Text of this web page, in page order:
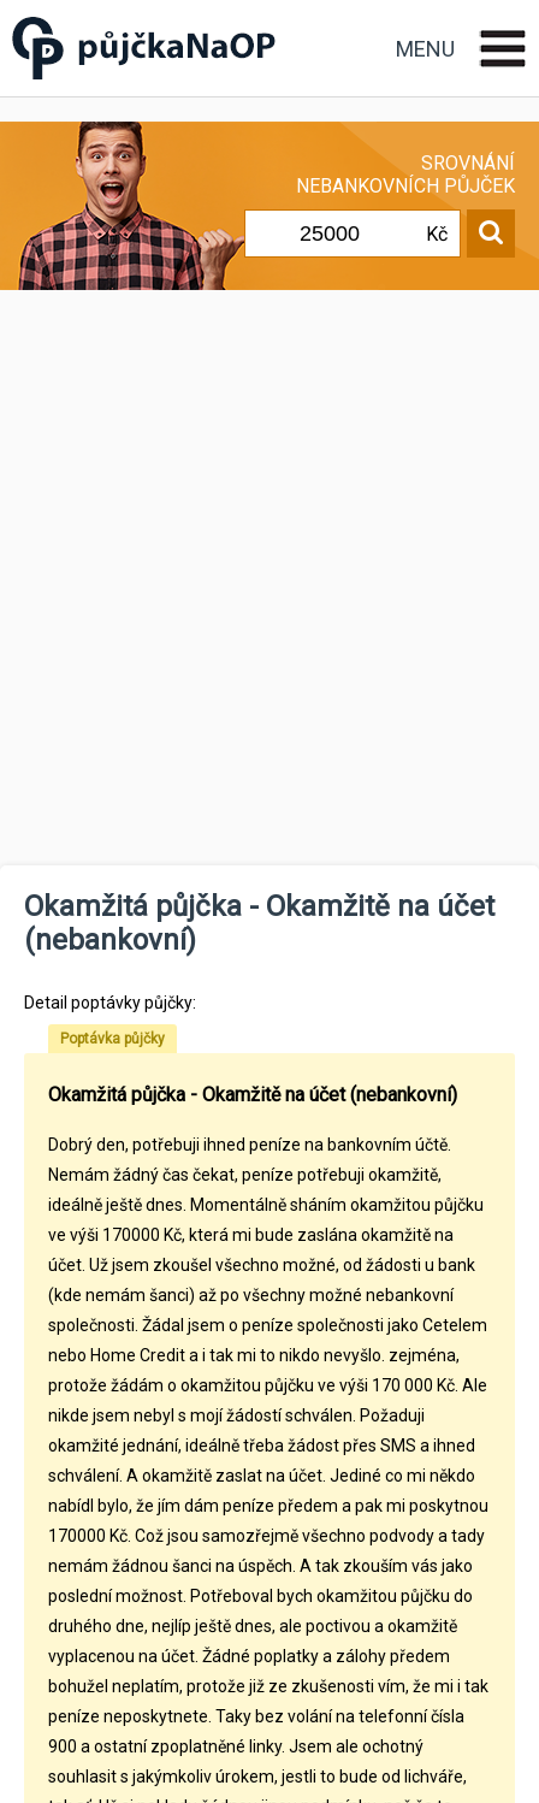
Půjčka na OP občanský
průkaz
MENU
SROVNÁNÍ
NEBANKOVNÍCH PŮJČEK
Kč
Okamžitá půjčka - Okamžitě na účet
(nebankovní)
Detail poptávky půjčky:
Poptávka půjčky
Okamžitá půjčka - Okamžitě na účet (nebankovní)
Dobrý den, potřebuji ihned peníze na bankovním účtě.
Nemám žádný čas čekat, peníze potřebuji okamžitě,
ideálně ještě dnes. Momentálně sháním okamžitou půjčku
ve výši 170000 Kč, která mi bude zaslána okamžitě na
účet. Už jsem zkoušel všechno možné, od žádosti u bank
(kde nemám šanci) až po všechny možné nebankovní
společnosti. Žádal jsem o peníze společnosti jako Cetelem
nebo Home Credit a i tak mi to nikdo nevyšlo. zejména,
protože žádám o okamžitou půjčku ve výši 170 000 Kč. Ale
nikde jsem nebyl s mojí žádostí schválen. Požaduji
okamžité jednání, ideálně třeba žádost přes SMS a ihned
schválení. A okamžitě zaslat na účet. Jediné co mi někdo
nabídl bylo, že jím dám peníze předem a pak mi poskytnou
170000 Kč. Což jsou samozřejmě všechno podvody a tady
nemám žádnou šanci na úspěch. A tak zkouším vás jako
poslední možnost. Potřeboval bych okamžitou půjčku do
druhého dne, nejlíp ještě dnes, ale poctivou a okamžitě
vyplacenou na účet. Žádné poplatky a zálohy předem
bohužel neplatím, protože již ze zkušenosti vím, že mi i tak
peníze neposkytnete. Taky bez volání na telefonní čísla
900 a ostatní zpoplatněné linky. Jsem ale ochotný
souhlasit s jakýmkoliv úrokem, jestli to bude od lichváře,